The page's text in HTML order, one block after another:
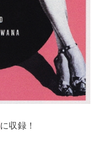
に収録！